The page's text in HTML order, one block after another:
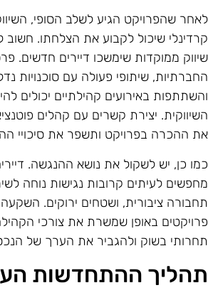
שהפרויקט הגיע לשלב הסופי,
שיכול לקבוע את הצלחתו. חשוב
ממוקדות שימשכו דיירים חדשים.
שיתופי פעולה עם סוכנויות
באירועים קהילתיים יכולים
יצירת קשרים עם קהלים
ההכרה בפרויקט ותשפר את סיכויי
כן, יש לשקול את נושא ההנגשה.
לעיתים קרובות נגישות נוחה
ציבורית, ושטחים ירוקים. השקעה
באופן שמשרת את צורכי הקהילה
בשוק ולהגביר את הערך של
ההתחדשות